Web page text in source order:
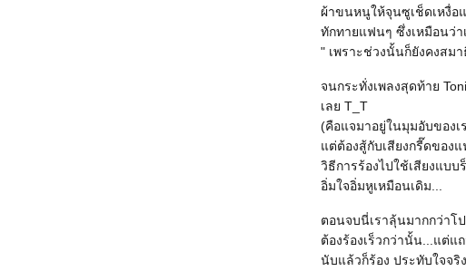
ผ้าขนหนูให้จุนซูเช็ดเหงื่อ
ทักทายแฟนๆ ซึ่งเหมือนว่า
" เพราะช่วงนั้นก็ยังคงสม
จนกระทั่งเพลงสุดท้าย
เลย T_T
(คือแจมาอยู่ในมุมอับของเ
ต่ต้องสู้กับเสียงกรี๊ดของแ
วิธีการร้องไปใช้เสียงแบบ
อิ่มใจอิ่มหูเหมือนเดิม...
ตอนจบนี่เราลุ้นมากกว่าโป
ต้องร้องเร็วกว่านั้น...แต่
นับแล้วก็ร้อง ประทับใจจริ